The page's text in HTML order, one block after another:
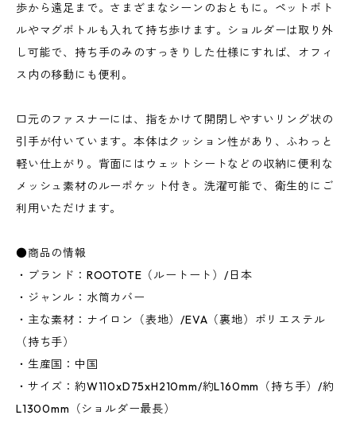
歩から遠足まで。さまざまなシーンのおともに。ペットボト
ルやマグボトルも入れて持ち歩けます。ショルダーは取り外
し可能で、持ち手のみのすっきりした仕様にすれば、オフィ
ス内の移動にも便利。
口元のファスナーには、指をかけて開閉しやすいリング状の
引手が付いています。本体はクッション性があり、ふわっと
軽い仕上がり。背面にはウェットシートなどの収納に便利な
メッシュ素材のルーポケット付き。洗濯可能で、衛生的にご
利用いただけます。
●商品の情報
・ブランド：ROOTOTE（ルートート）/日本
・ジャンル：水筒カバー
・主な素材：ナイロン（表地）/EVA（裏地）ポリエステル
（持ち手）
・生産国：中国
・サイズ：約W110xD75xH210mm/約L160mm（持ち手）/約
L1300mm（ショルダー最長）